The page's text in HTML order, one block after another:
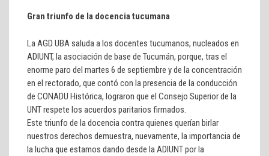
Gran triunfo de la docencia tucumana
La AGD UBA saluda a los docentes tucumanos, nucleados en
ADIUNT, la asociación de base de Tucumán, porque, tras el
enorme paro del martes 6 de septiembre y de la concentración
en el rectorado, que contó con la presencia de la conducción
de CONADU Histórica, lograron que el Consejo Superior de la
UNT respete los acuerdos paritarios firmados.
Este triunfo de la docencia contra quienes querían birlar
nuestros derechos demuestra, nuevamente, la importancia de
la lucha que estamos dando desde la ADIUNT por la